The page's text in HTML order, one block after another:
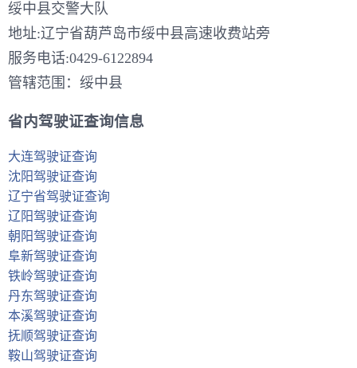
绥中县交警大队
地址:辽宁省葫芦岛市绥中县高速收费站旁
服务电话:0429-6122894
管辖范围：绥中县
省内驾驶证查询信息
大连驾驶证查询
沈阳驾驶证查询
辽宁省驾驶证查询
辽阳驾驶证查询
朝阳驾驶证查询
阜新驾驶证查询
铁岭驾驶证查询
丹东驾驶证查询
本溪驾驶证查询
抚顺驾驶证查询
鞍山驾驶证查询